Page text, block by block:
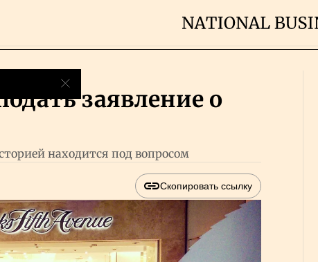
заявление о
находится под вопросом
Скопировать ссылку